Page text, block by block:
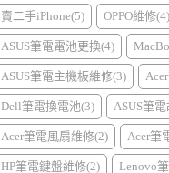
賣二手iPhone(5) OPPO維修(4)
ASUS筆電電池更換(4)
ASUS筆電主機板維修(3)
Dell筆電換電池(3) ASUS筆
Acer筆電風扇維修(2) Acer筆
HP筆電鍵盤維修(2) Lenovo